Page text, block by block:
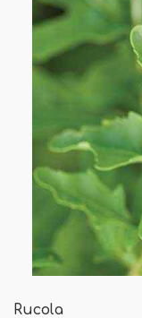
Rucola